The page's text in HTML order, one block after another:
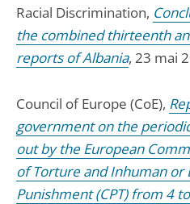
Racial Discrimination,
the combined thirteenth
reports of Albania, 23 mai
Council of Europe (CoE),
government on the
out by the European
of Torture and Inhuman
Punishment (CPT) from 4